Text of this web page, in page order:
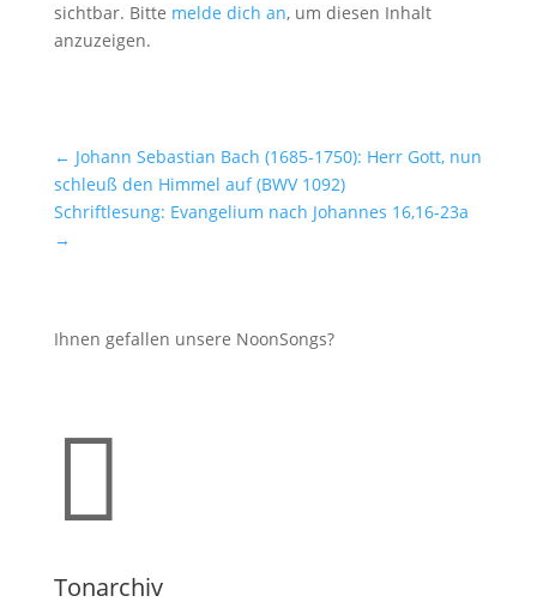
sichtbar. Bitte melde dich an, um diesen Inhalt
anzuzeigen.
← Johann Sebastian Bach (1685-1750): Herr Gott, nun
schleuß den Himmel auf (BWV 1092)
Schriftlesung: Evangelium nach Johannes 16,16-23a
→
Ihnen gefallen unsere NoonSongs?

Tonarchiv